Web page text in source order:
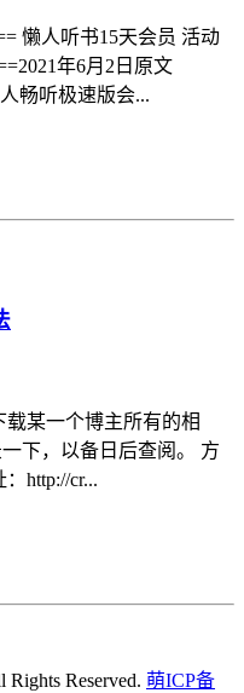
懒人听书15天会员 活动
年6月2日原文
畅听极速版会...
某一个博主所有的相
下，以备日后查阅。 方
http://cr...
Reserved. 萌ICP备